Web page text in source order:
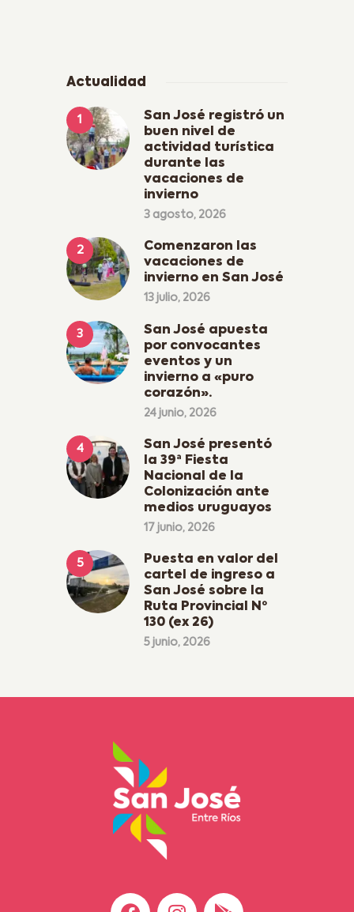
Actualidad
San José registró un
buen nivel de
actividad turística
durante las
vacaciones de
invierno
3 agosto, 2026
Comenzaron las
vacaciones de
invierno en San José
13 julio, 2026
San José apuesta
por convocantes
eventos y un
invierno a «puro
corazón».
24 junio, 2026
San José presentó
la 39ª Fiesta
Nacional de la
Colonización ante
medios uruguayos
17 junio, 2026
Puesta en valor del
cartel de ingreso a
San José sobre la
Ruta Provincial Nº
130 (ex 26)
5 junio, 2026